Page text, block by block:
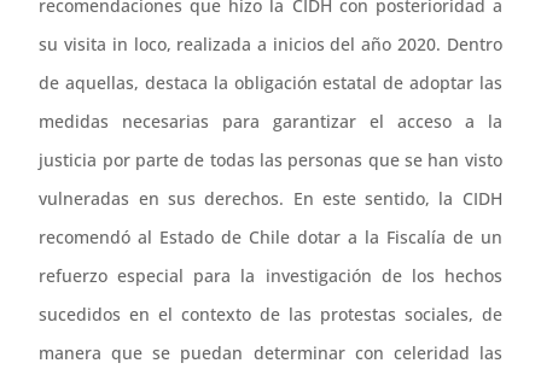
recomendaciones que hizo la CIDH con posterioridad a
su visita in loco, realizada a inicios del año 2020. Dentro
de aquellas, destaca la obligación estatal de adoptar las
medidas necesarias para garantizar el acceso a la
justicia por parte de todas las personas que se han visto
vulneradas en sus derechos. En este sentido, la CIDH
recomendó al Estado de Chile dotar a la Fiscalía de un
refuerzo especial para la investigación de los hechos
sucedidos en el contexto de las protestas sociales, de
manera que se puedan determinar con celeridad las